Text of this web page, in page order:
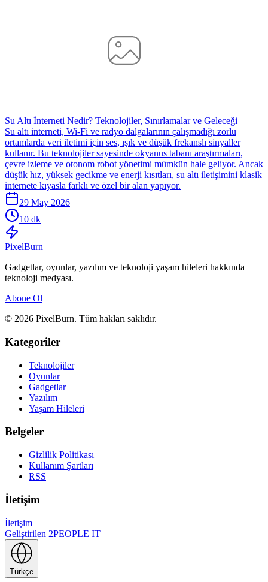
Su Altı İnterneti Nedir? Teknolojiler, Sınırlamalar ve Geleceği
Su altı interneti, Wi-Fi ve radyo dalgalarının çalışmadığı zorlu
ortamlarda veri iletimi için ses, ışık ve düşük frekanslı sinyaller
kullanır. Bu teknolojiler sayesinde okyanus tabanı araştırmaları,
çevre izleme ve otonom robot yönetimi mümkün hale geliyor. Ancak
düşük hız, yüksek gecikme ve enerji kısıtları, su altı iletişimini klasik
internete kıyasla farklı ve özel bir alan yapıyor.
29 May 2026
10 dk
PixelBurn
Gadgetlar, oyunlar, yazılım ve teknoloji yaşam hileleri hakkında
teknoloji medyası.
Abone Ol
© 2026 PixelBurn. Tüm hakları saklıdır.
Kategoriler
Teknolojiler
Oyunlar
Gadgetlar
Yazılım
Yaşam Hileleri
Belgeler
Gizlilik Politikası
Kullanım Şartları
RSS
İletişim
İletişim
Geliştirilen 2PEOPLE IT
Türkçe